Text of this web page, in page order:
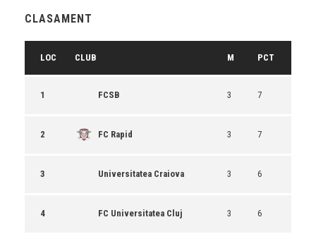
CLASAMENT
LOC CLUB M PCT
1 FCSB 3 7
2 FC Rapid 3 7
3 Universitatea Craiova 3 6
4 FC Universitatea Cluj 3 6